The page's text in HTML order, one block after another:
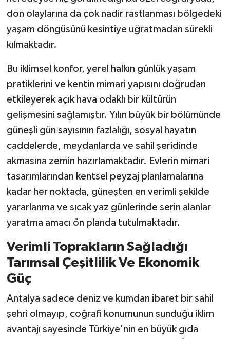
don olaylarına da çok nadir rastlanması bölgedeki
yaşam döngüsünü kesintiye uğratmadan sürekli
kılmaktadır.
Bu iklimsel konfor, yerel halkın günlük yaşam
pratiklerini ve kentin mimari yapısını doğrudan
etkileyerek açık hava odaklı bir kültürün
gelişmesini sağlamıştır. Yılın büyük bir bölümünde
güneşli gün sayısının fazlalığı, sosyal hayatın
caddelerde, meydanlarda ve sahil şeridinde
akmasına zemin hazırlamaktadır. Evlerin mimari
tasarımlarından kentsel peyzaj planlamalarına
kadar her noktada, güneşten en verimli şekilde
yararlanma ve sıcak yaz günlerinde serin alanlar
yaratma amacı ön planda tutulmaktadır.
Verimli Toprakların Sağladığı
Tarımsal Çeşitlilik Ve Ekonomik
Güç
Antalya sadece deniz ve kumdan ibaret bir sahil
şehri olmayıp, coğrafi konumunun sunduğu iklim
avantajı sayesinde Türkiye'nin en büyük gıda